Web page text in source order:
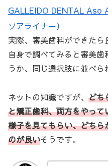
GALLEIDO DENTAL Aso
ソアライナー）
実際、審美歯科ができたら
自身で調べてみると審美
うか、同じ選択肢に並べら
ネットの知識ですが、 どち
と矯正歯科、両方をやっ
様子を見てもらい、どち
のが良いそうです。